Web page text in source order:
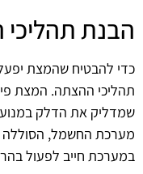
הבנת
כדי להבטיח שהמצת
תהליכי ההצתה. המצת
שמדליק את הדלק
מערכת החשמל, הסוללה
במערכת חייב לפעול